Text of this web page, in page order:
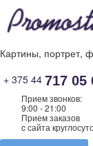
Skip
content
Картины, портрет,
+ 375 44 717 05
Прием звонков:
9:00 - 21:00
Прием заказов
c сайта